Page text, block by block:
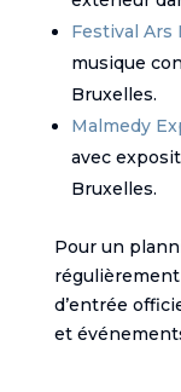
Festival Ars
musique
Bruxelles.
Malmedy
avec
Bruxelles.
Pour un
régulièrement
d’entrée
et